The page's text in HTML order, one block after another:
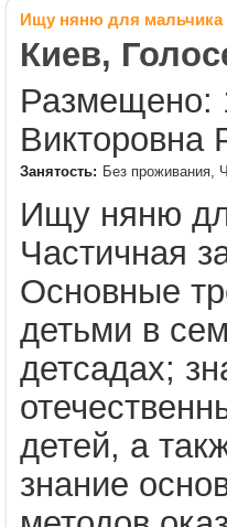
Ищу няню для мальчика
Киев,
Размещено:
Викторовна
Занятость: Без проживания,
Ищу няню
Частичная
Основные
детьми в
детсадах;
детей, а
знание